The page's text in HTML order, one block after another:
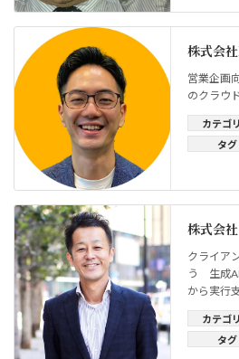
株式会
営業企画
のクラウ
カテゴ
タグ
株式会
クライア
う 生成
から実行
カテゴ
タグ